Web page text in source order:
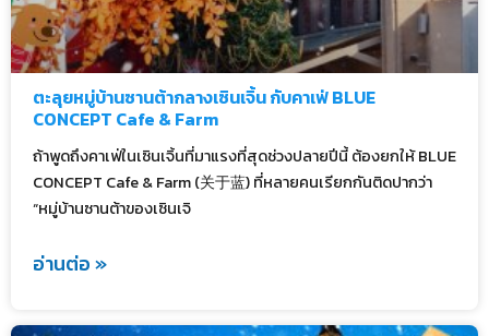
ตะลุยหมู่บ้านซานต้ากลางเซินเจิ้น กับคาเฟ่ BLUE
CONCEPT Cafe & Farm
ถ้าพูดถึงคาเฟ่ในเซินเจิ้นที่มาแรงที่สุดช่วงปลายปีนี้ ต้องยกให้ BLUE
CONCEPT Cafe & Farm (关于蓝) ที่หลายคนเรียกกันติดปากว่า
“หมู่บ้านซานต้าของเซินเจิ
อ่านต่อ »